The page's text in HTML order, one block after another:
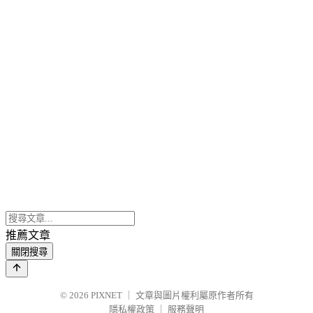
推薦文章
關閉搜尋
© 2026 PIXNET
文章與圖片權利屬原作者所有
隱私權政策
服務聲明